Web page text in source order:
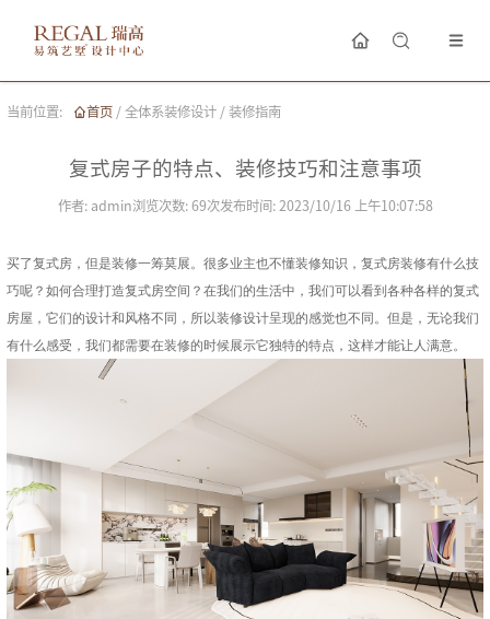
当前位置: 首页 / 全体系装修设计 / 装修指南
复式房子的特点、装修技巧和注意事项
作者: admin浏览次数: 69次发布时间: 2023/10/16 上午10:07:58
买了复式房，但是装修一筹莫展。很多业主也不懂装修知识，复式房装修有什么技
巧呢？如何合理打造复式房空间？在我们的生活中，我们可以看到各种各样的复式
房屋，它们的设计和风格不同，所以装修设计呈现的感觉也不同。但是，无论我们
有什么感受，我们都需要在装修的时候展示它独特的特点，这样才能让人满意。